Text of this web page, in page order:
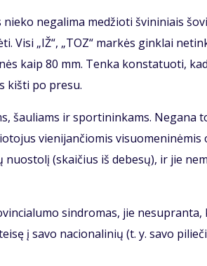
ne­ga­li­ma me­džio­ti švi­ni­niais
„IŽ“, „TOZ“ mar­kės gin­klai
kaip 80 mm. Ten­ka kon­sta­tuo­ti, kad
kiš­ti po pre­su.
šau­liams ir spor­ti­nin­kams. Ne­ga­na
vie­ni­jan­čio­mis
(skai­čius iš de­be­sų), ir jie
sin­dro­mas, jie ne­su­pran­ta,
į sa­vo na­cio­na­li­nių (t. y. sa­vo